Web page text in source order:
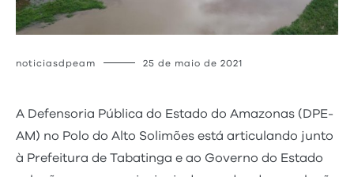
noticiasdpeam 25 de maio de 2021
A Defensoria Pública do Estado do Amazonas (DPE-
AM) no Polo do Alto Solimões está articulando junto
à Prefeitura de Tabatinga e ao Governo do Estado